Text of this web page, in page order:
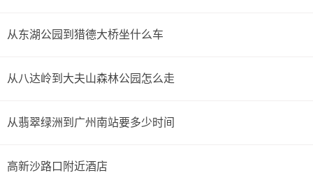
从东湖公园到猎德大桥坐什么车
从八达岭到大夫山森林公园怎么走
从翡翠绿洲到广州南站要多少时间
高新沙路口附近酒店